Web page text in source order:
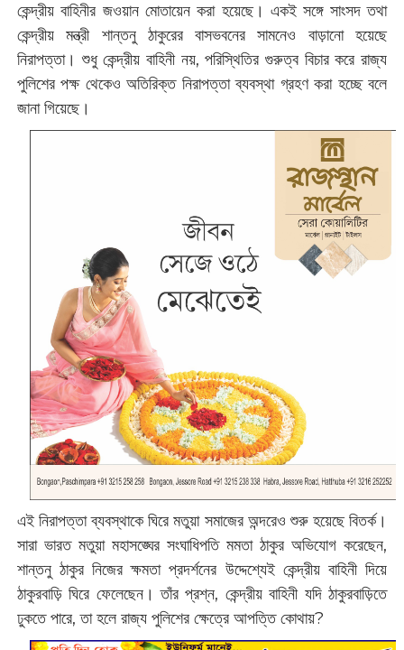
কেন্দ্রীয় বাহিনীর জওয়ান মোতায়েন করা হয়েছে। একই সঙ্গে সাংসদ তথা
কেন্দ্রীয় মন্ত্রী শান্তনু ঠাকুরের বাসভবনের সামনেও বাড়ানো হয়েছে
নিরাপত্তা। শুধু কেন্দ্রীয় বাহিনী নয়, পরিস্থিতির গুরুত্ব বিচার করে রাজ্য
পুলিশের পক্ষ থেকেও অতিরিক্ত নিরাপত্তা ব্যবস্থা গ্রহণ করা হচ্ছে বলে
জানা গিয়েছে।
এই নিরাপত্তা ব্যবস্থাকে ঘিরে মতুয়া সমাজের অন্দরেও শুরু হয়েছে বিতর্ক।
সারা ভারত মতুয়া মহাসঙ্ঘের সংঘাধিপতি মমতা ঠাকুর অভিযোগ করেছেন,
শান্তনু ঠাকুর নিজের ক্ষমতা প্রদর্শনের উদ্দেশ্যেই কেন্দ্রীয় বাহিনী দিয়ে
ঠাকুরবাড়ি ঘিরে ফেলেছেন। তাঁর প্রশ্ন, কেন্দ্রীয় বাহিনী যদি ঠাকুরবাড়িতে
ঢুকতে পারে, তা হলে রাজ্য পুলিশের ক্ষেত্রে আপত্তি কোথায়?